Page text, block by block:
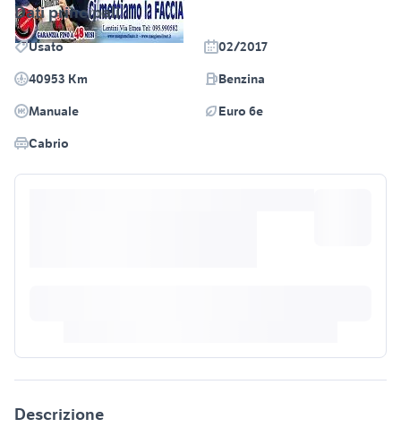
Dati principali
Usato
02/2017
40953 Km
Benzina
Manuale
Euro 6e
Cabrio
Descrizione